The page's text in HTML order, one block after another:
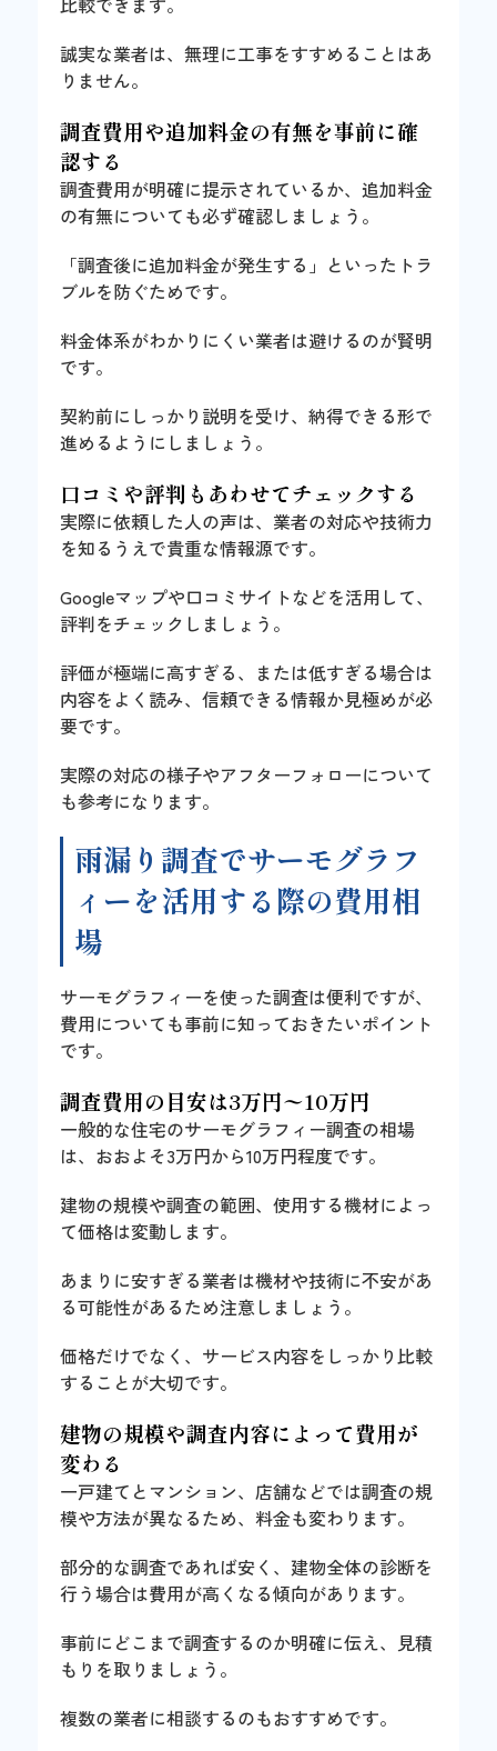
誠実な業者は、無理に工事をすすめることはあ
りません。
調査費用や追加料金の有無を事前に確
認する
調査費用が明確に提示されているか、追加料金
の有無についても必ず確認しましょう。
「調査後に追加料金が発生する」といったトラ
ブルを防ぐためです。
料金体系がわかりにくい業者は避けるのが賢明
です。
契約前にしっかり説明を受け、納得できる形で
進めるようにしましょう。
口コミや評判もあわせてチェックする
実際に依頼した人の声は、業者の対応や技術力
を知るうえで貴重な情報源です。
Googleマップや口コミサイトなどを活用して、
評判をチェックしましょう。
評価が極端に高すぎる、または低すぎる場合は
内容をよく読み、信頼できる情報か見極めが必
要です。
実際の対応の様子やアフターフォローについて
も参考になります。
雨漏り調査でサーモグラフ
ィーを活用する際の費用相
場
サーモグラフィーを使った調査は便利ですが、
費用についても事前に知っておきたいポイント
です。
調査費用の目安は3万円〜10万円
一般的な住宅のサーモグラフィー調査の相場
は、おおよそ3万円から10万円程度です。
建物の規模や調査の範囲、使用する機材によっ
て価格は変動します。
あまりに安すぎる業者は機材や技術に不安があ
る可能性があるため注意しましょう。
価格だけでなく、サービス内容をしっかり比較
することが大切です。
建物の規模や調査内容によって費用が
変わる
一戸建てとマンション、店舗などでは調査の規
模や方法が異なるため、料金も変わります。
部分的な調査であれば安く、建物全体の診断を
行う場合は費用が高くなる傾向があります。
事前にどこまで調査するのか明確に伝え、見積
もりを取りましょう。
複数の業者に相談するのもおすすめです。